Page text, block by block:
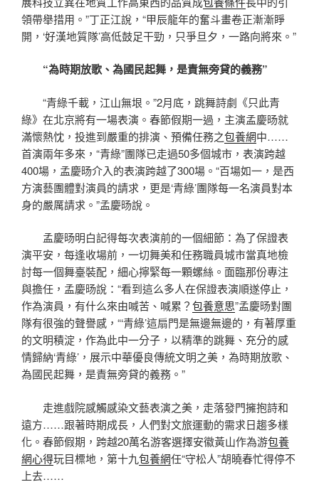
領帶舉措用。”丁正江說，“甲辰龍年的奮斗畫卷正漸漸睜
開，‘好漢地質隊’高低鼓足干勁，只爭旦夕，一路向將來。”
“為時期放歌、為國民起舞，是責無旁貸的義務”
“青綠千載，江山無垠。”2月底，跳舞詩劇《只此青
綠》在北京將有一場表演。春節假期一過，主演孟慶旸就
滿懷熱忱，投進到嚴重的排演、預備任務之包養網中……
首演兩年多來，“青綠”團隊已走過50多個城市，表演跨越
400場，孟慶旸介入的表演跨越了300場。“百場如一，是西
方演藝團體對演員的請求，更是‘青綠’團隊每一名演員對本
身的嚴厲請求。”孟慶旸說。
孟慶旸明白記得每次表演前的一個細節：為了保證表
演平安，每逢收場前，一切舞美和任務職員城市當真地檢
討每一個舞臺裝配，細心擰緊每一顆螺絲。面臨那份專注
與擔任，孟慶旸說：“看到這么多人在保證表演順遂停止，
作為演員，有什么來由喊苦、喊累？包養意思”孟慶旸對團
隊有很強的聲譽感，“‘青綠’這扇門是無邊無邊的，有著厚重
的文明積淀，作為此中一分子，以精準的跳舞、充分的感
情歸納‘青綠’，展示中華優良傳統文明之美，為時期放歌、
為國民起舞，是責無旁貸的義務。”
走進戲院感觸感染文藝表演之美，走落發門擁抱詩和
遠方……跟著時期成長，人們對文旅運動的需求日趨多樣
化。春節假期，跨越20萬名游客選擇安徽黃山作為游包養
網心得玩目標地，第十九包養網任“守松人”胡曉春忙得停不
上去……